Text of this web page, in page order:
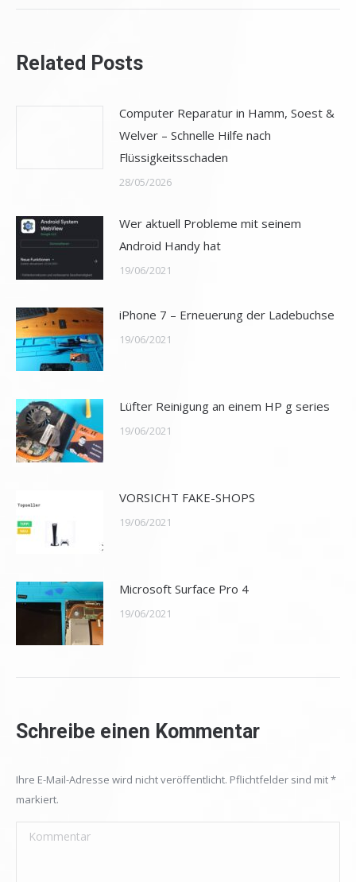
Related Posts
Computer Reparatur in Hamm, Soest &
Welver – Schnelle Hilfe nach
Flüssigkeitsschaden
28/05/2026
Wer aktuell Probleme mit seinem
Android Handy hat
19/06/2021
iPhone 7 – Erneuerung der Ladebuchse
19/06/2021
Lüfter Reinigung an einem HP g series
19/06/2021
VORSICHT FAKE-SHOPS
19/06/2021
Microsoft Surface Pro 4
19/06/2021
Schreibe einen Kommentar
Ihre E-Mail-Adresse wird nicht veröffentlicht. Pflichtfelder sind mit*
markiert.
Kommentar